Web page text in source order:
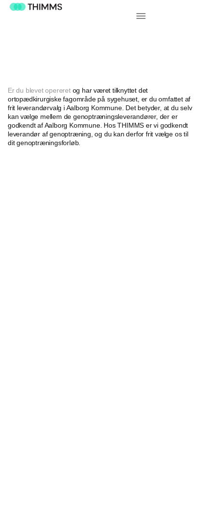
Er du blevet opereretog har været tilknyttet det
ortopædkirurgiske fagområde på sygehuset, er du omfattet af
frit leverandørvalg i Aalborg Kommune. Det betyder, at du selv
kan vælge mellem de genoptræningsleverandører, der er
godkendt af Aalborg Kommune. Hos THIMMS er vi godkendt
leverandør af genoptræning, og du kan derfor frit vælge os til
dit genoptræningsforløb.